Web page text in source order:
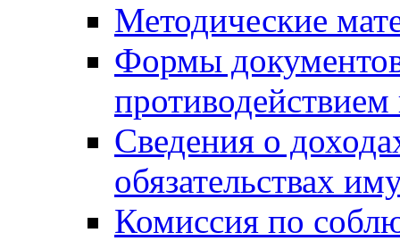
Методические
Формы
Сведения о
обязательствах
Комиссия по